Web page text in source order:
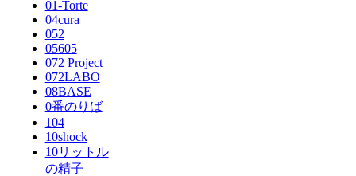
01-Torte
04cura
052
05605
072 Project
072LABO
08BASE
0番のりば
104
10shock
10リットル
の精子